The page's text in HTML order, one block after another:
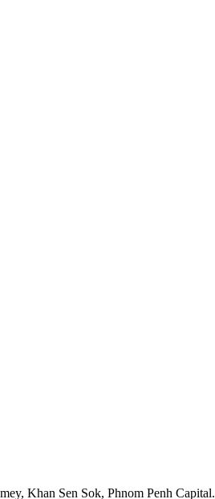
Khan Sen Sok, Phnom Penh Capital.